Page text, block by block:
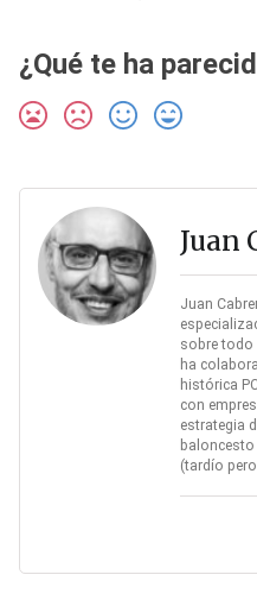
¿Qué te ha
Juan
Juan
sobre todo
ha
histórica
con
estrategia
(tardío